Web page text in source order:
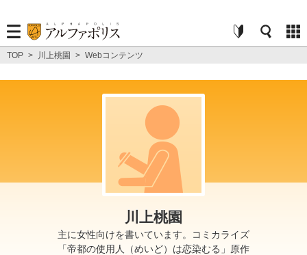
TOP > 川上桃園 > Webコンテンツ
川上桃園
主に女性向けを書いています。コミカライズ
「帝都の使用人（めいど）は恋染むる」原作